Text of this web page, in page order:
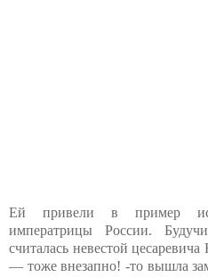
Ей привели в пример
императрицы России.
считалась невестой
— тоже внезапно! -то вышла